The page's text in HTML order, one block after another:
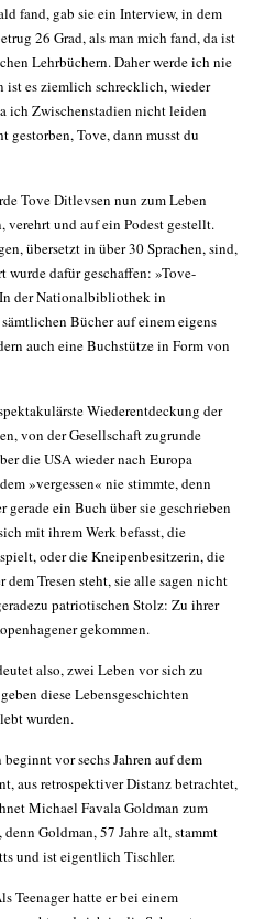
fand, gab sie ein Interview, in dem
26 Grad, als man mich fand, da ist
Lehrbüchern. Daher werde ich nie
ist es ziemlich schrecklich, wieder
ich Zwischenstadien nicht leiden
gestorben, Tove, dann musst du
Tove Ditlevsen nun zum Leben
verehrt und auf ein Podest gestellt.
übersetzt in über 30 Sprachen, sind,
wurde dafür geschaffen: »Tove-
der Nationalbibliothek in
Bücher auf einem eigens
auch eine Buchstütze in Form von
Wiederentdeckung der
von der Gesellschaft zugrunde
die USA wieder nach Europa
»vergessen« nie stimmte, denn
gerade ein Buch über sie geschrieben
mit ihrem Werk befasst, die
oder die Kneipenbesitzerin, die
Tresen steht, sie alle sagen nicht
patriotischen Stolz: Zu ihrer
gekommen.
also, zwei Leben vor sich zu
diese Lebensgeschichten
wurden.
vor sechs Jahren auf dem
aus retrospektiver Distanz betrachtet,
Michael Favala Goldman zum
Goldman, 57 Jahre alt, stammt
und ist eigentlich Tischler.
Teenager hatte er bei einem